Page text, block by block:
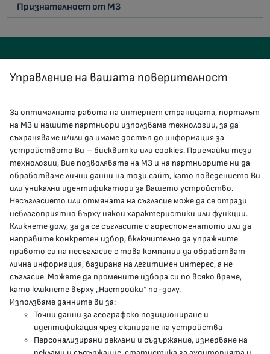
Признателност от МЗ
КОНТАКТИ
гр.София, 1000, пл. „Света Неделя“ №5
delovodstvo@mh.government.bg
presscenter@mh.government.bg
МЗ В СОЦИАЛНИТЕ МРЕЖИ
Facebook страница
Instragram профил
YouTube канал
Threads профил
Управление на вашата поверителност
За оптималната работа на интернет страницата, порталът
на МЗ и нашите партньори използваме технологии, за да
съхраняваме и/или да имаме достъп до информация за
устройството Ви – бисквитки или cookies. Приемайки тези
технологии, Вие позволявате на МЗ и на партньорите ни да
обработваме лични данни на този сайт, като поведението Ви
или уникални идентификатори за Вашето устройство.
Несъгласието или отмяната на съгласие може да се отрази
неблагоприятно върху някои характеристики или функции.
Кликнете долу, за да се съгласите с гореспоменатото или да
направите конкретен избор, включително да упражните
правото си на несъгласие с това компании да обработват
лична информация, базирана на легитимен интерес, а не
съгласие. Можете да промените избора си по всяко време,
като кликнете върху „Настройки“ по-долу.
Използваме данните ви за:
Точни данни за географско позициониране и
идентификация чрез сканиране на устройства
Персонализирани реклами и съдържание, измерване на